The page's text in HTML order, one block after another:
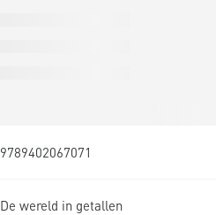
9789402067071
De wereld in getallen